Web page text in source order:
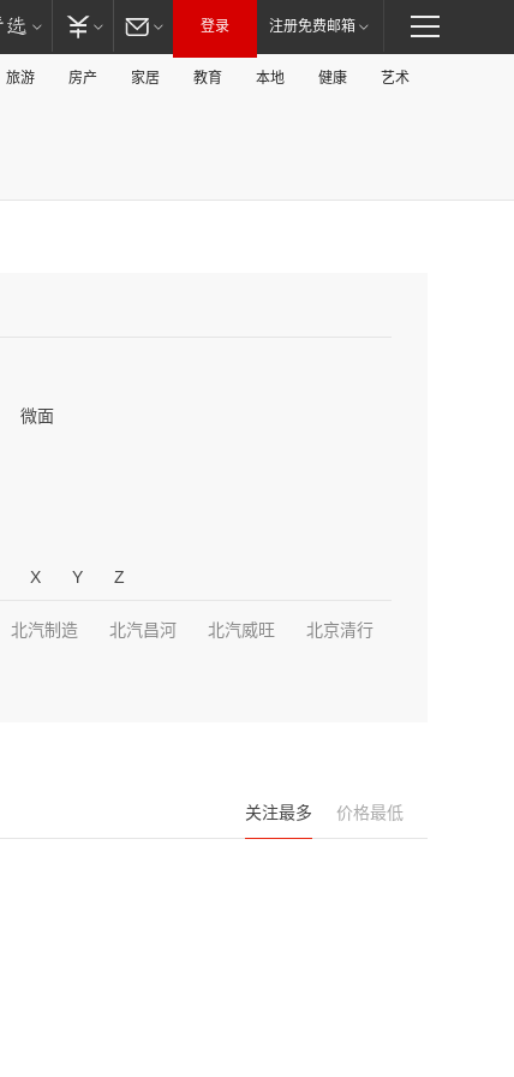
登录 注册免费邮箱
旅游 房产 家居 教育 本地 健康 艺术
微面
X Y Z
北汽制造 北汽昌河 北汽威旺 北京清行
关注最多 价格最低